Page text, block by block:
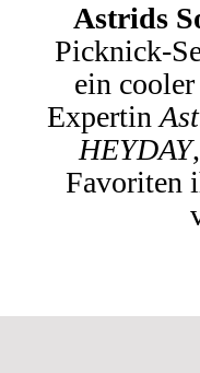
Astrids
Picknick-
ein
Expertin
HEYDAY
Favoriten